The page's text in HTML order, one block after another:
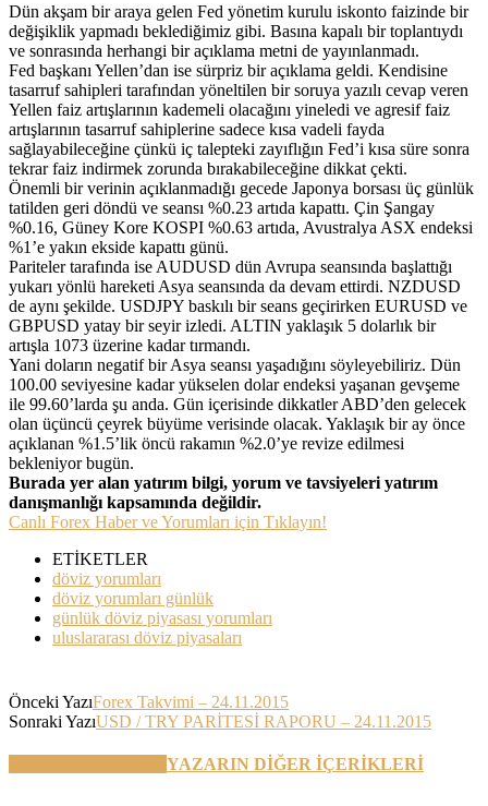
Dün akşam bir araya gelen Fed yönetim kurulu iskonto faizinde bir
değişiklik yapmadı beklediğimiz gibi. Basına kapalı bir toplantıydı
ve sonrasında herhangi bir açıklama metni de yayınlanmadı.
Fed başkanı Yellen’dan ise sürpriz bir açıklama geldi. Kendisine
tasarruf sahipleri tarafından yöneltilen bir soruya yazılı cevap veren
Yellen faiz artışlarının kademeli olacağını yineledi ve agresif faiz
artışlarının tasarruf sahiplerine sadece kısa vadeli fayda
sağlayabileceğine çünkü iç talepteki zayıflığın Fed’i kısa süre sonra
tekrar faiz indirmek zorunda bırakabileceğine dikkat çekti.
Önemli bir verinin açıklanmadığı gecede Japonya borsası üç günlük
tatilden geri döndü ve seansı %0.23 artıda kapattı. Çin Şangay
%0.16, Güney Kore KOSPI %0.63 artıda, Avustralya ASX endeksi
%1’e yakın ekside kapattı günü.
Pariteler tarafında ise AUDUSD dün Avrupa seansında başlattığı
yukarı yönlü hareketi Asya seansında da devam ettirdi. NZDUSD
de aynı şekilde. USDJPY baskılı bir seans geçirirken EURUSD ve
GBPUSD yatay bir seyir izledi. ALTIN yaklaşık 5 dolarlık bir
artışla 1073 üzerine kadar tırmandı.
Yani doların negatif bir Asya seansı yaşadığını söyleyebiliriz. Dün
100.00 seviyesine kadar yükselen dolar endeksi yaşanan gevşeme
ile 99.60’larda şu anda. Gün içerisinde dikkatler ABD’den gelecek
olan üçüncü çeyrek büyüme verisinde olacak. Yaklaşık bir ay önce
açıklanan %1.5’lik öncü rakamın %2.0’ye revize edilmesi
bekleniyor bugün.
Burada yer alan yatırım bilgi, yorum ve tavsiyeleri yatırım
danışmanlığı kapsamında değildir.
Canlı Forex Haber ve Yorumları için Tıklayın!
ETİKETLER
döviz yorumları
döviz yorumları günlük
günlük döviz piyasası yorumları
uluslararası döviz piyasaları
Önceki YazıForex Takvimi – 24.11.2015
Sonraki YazıUSD / TRY PARİTESİ RAPORU – 24.11.2015
YAZARIN DİĞER İÇERİKLERİ